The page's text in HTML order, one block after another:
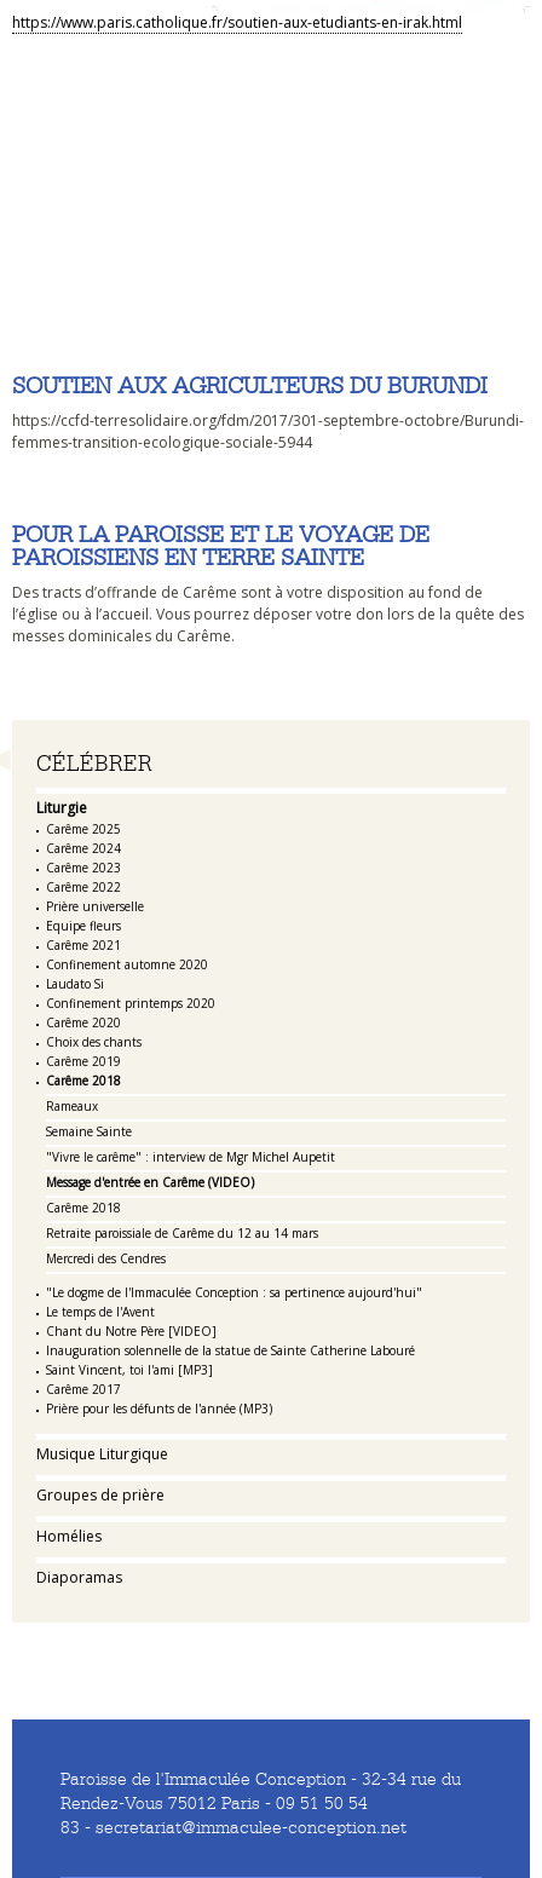
Navigation
CÉLÉBRER
Liturgie
Carême 2025
Carême 2024
Carême 2023
Carême 2022
Prière universelle
Equipe fleurs
Carême 2021
Confinement automne 2020
Laudato Si
Confinement printemps 2020
Carême 2020
Choix des chants
Carême 2019
Carême 2018
Rameaux
Semaine Sainte
"Vivre le carême" : interview de Mgr Michel Aupetit
Message d'entrée en Carême (VIDEO)
Carême 2018
Retraite paroissiale de Carême du 12 au 14 mars
Mercredi des Cendres
"Le dogme de l'Immaculée Conception : sa pertinence aujourd'hui"
Le temps de l'Avent
Chant du Notre Père [VIDEO]
Inauguration solennelle de la statue de Sainte Catherine Labouré
Saint Vincent, toi l'ami [MP3]
Carême 2017
Prière pour les défunts de l'année (MP3)
Musique Liturgique
Groupes de prière
Homélies
Diaporamas
https://www.paris.catholique.fr/soutien-aux-etudiants-en-irak.html
SOUTIEN AUX AGRICULTEURS DU BURUNDI
https://ccfd-terresolidaire.org/fdm/2017/301-septembre-octobre/Burundi-
femmes-transition-ecologique-sociale-5944
POUR LA PAROISSE ET LE VOYAGE DE
PAROISSIENS EN TERRE SAINTE
Des tracts d’offrande de Carême sont à votre disposition au fond de
l’église ou à l’accueil. Vous pourrez déposer votre don lors de la quête des
messes dominicales du Carême.
Paroisse de l'Immaculée Conception - 32-34 rue du
Rendez-Vous 75012 Paris - 09 51 50 54
83 - secretariat@immaculee-conception.net